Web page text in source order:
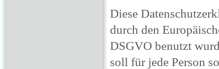
Diese
durch den
DSGVO benutzt
soll für jede Person